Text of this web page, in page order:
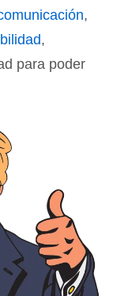
,
,
para poder